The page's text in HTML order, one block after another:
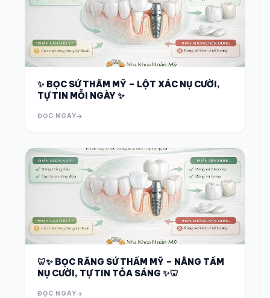
✨ BỌC SỨ THẨM MỸ – LỘT XÁC NỤ CƯỜI,
TỰ TIN MỖI NGÀY ✨
ĐỌC NGAY
🦷✨ BỌC RĂNG SỨ THẨM MỸ – NÂNG TẦM
NỤ CƯỜI, TỰ TIN TỎA SÁNG ✨🦷
ĐỌC NGAY